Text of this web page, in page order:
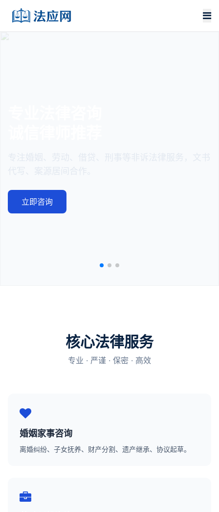
立即咨询
核心法律服务
专业 · 严谨 · 保密 · 高效
婚姻家事咨询
离婚纠纷、子女抚养、财产分割、遗产继承、协议起草。